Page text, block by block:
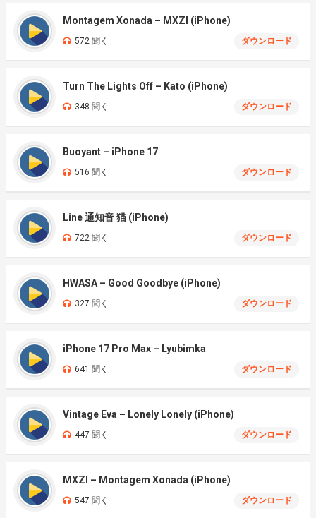
Montagem Xonada – MXZI (iPhone)
572 聞く ダウンロード
Turn The Lights Off – Kato (iPhone)
348 聞く ダウンロード
Buoyant – iPhone 17
516 聞く ダウンロード
Line 通知音 猫 (iPhone)
722 聞く ダウンロード
HWASA – Good Goodbye (iPhone)
327 聞く ダウンロード
iPhone 17 Pro Max – Lyubimka
641 聞く ダウンロード
Vintage Eva – Lonely Lonely (iPhone)
447 聞く ダウンロード
MXZI – Montagem Xonada (iPhone)
547 聞く ダウンロード